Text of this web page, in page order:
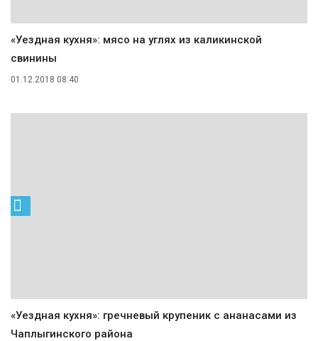
«Уездная кухня»: мясо на углях из каликинской
свинины
01.12.2018 08:40
«Уездная кухня»: гречневый крупеник с ананасами из
Чаплыгинского района